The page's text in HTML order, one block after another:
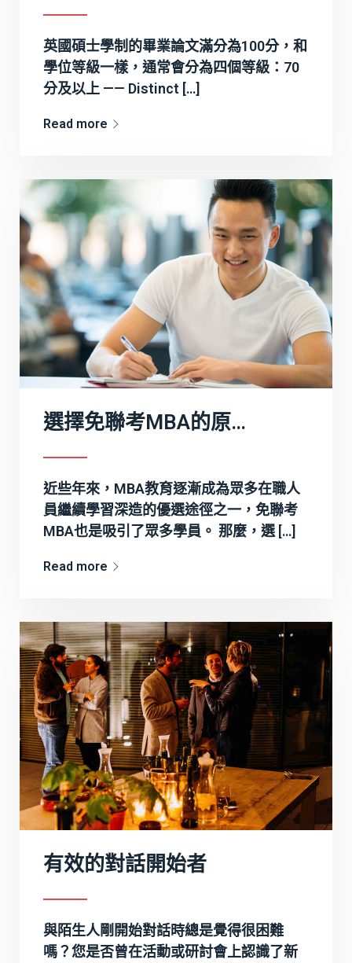
英國碩士學制的畢業論文滿分為100分，和
學位等級一樣，通常會分為四個等級：70
分及以上 —— Distinct […]
Read more
選擇免聯考MBA的原因有哪些？
近些年來，MBA教育逐漸成為眾多在職人
員繼續學習深造的優選途徑之一，免聯考
MBA也是吸引了眾多學員。 那麼，選 […]
Read more
有效的對話開始者
與陌生人剛開始對話時總是覺得很困難
嗎？您是否曾在活動或研討會上認識了新